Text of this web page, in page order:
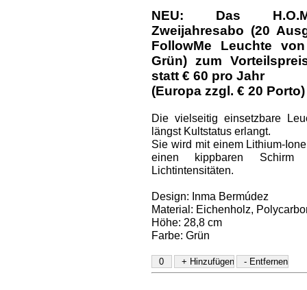
NEU: Das
Zweijahresabo (20
FollowMe Leuchte
Grün) zum
statt € 60 pro Jahr
(Europa zzgl. € 20 Porto)
Die vielseitig einsetzbare
längst Kultstatus erlangt.
Sie wird mit einem Lithium-
einen kippbaren Schirm
Lichtintensitäten.
Design: Inma Bermúdez
Material: Eichenholz,
Höhe: 28,8 cm
Farbe: Grün